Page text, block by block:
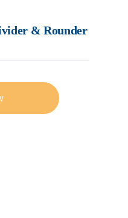
& Rounder